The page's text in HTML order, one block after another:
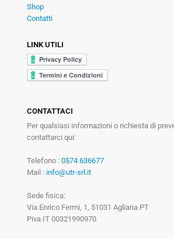
Shop
Contatti
LINK UTILI
CONTATTACI
Per qualsiasi informazioni o richiesta di
contattarci qui:
Telefono : 0574 636677
Mail : info@utr-srl.it
Sede fisica:
Via Enrico Fermi, 1, 51031 Agliana PT
Piva IT 00321990970